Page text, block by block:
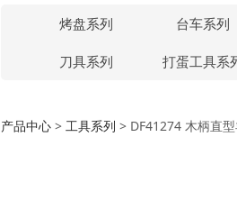
烤盘系列 台车系列
刀具系列 打蛋工具系
DF41274 木
产品中心 > 工具系列 > DF41274 木柄直